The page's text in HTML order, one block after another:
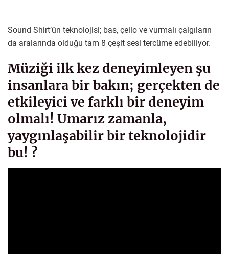
Sound Shirt’ün teknolojisi; bas, çello ve vurmalı çalgıların
da aralarında olduğu tam 8 çeşit sesi tercüme edebiliyor.
Müziği ilk kez deneyimleyen şu
insanlara bir bakın; gerçekten de
etkileyici ve farklı bir deneyim
olmalı! Umarız zamanla,
yaygınlaşabilir bir teknolojidir
bu! ?